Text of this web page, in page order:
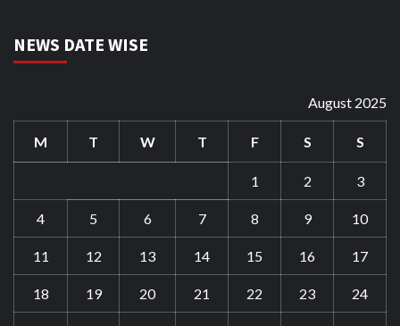
NEWS DATE WISE
August 2025
M T W T F S S
1 2 3
4 5 6 7 8 9 10
11 12 13 14 15 16 17
18 19 20 21 22 23 24